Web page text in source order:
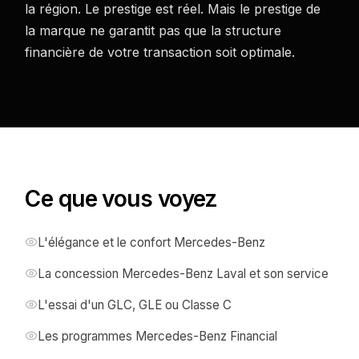
la région. Le prestige est réel. Mais le prestige de
la marque ne garantit pas que la structure
financière de votre transaction soit optimale.
Ce que vous voyez
L'élégance et le confort Mercedes-Benz
La concession Mercedes-Benz Laval et son service
L'essai d'un GLC, GLE ou Classe C
Les programmes Mercedes-Benz Financial